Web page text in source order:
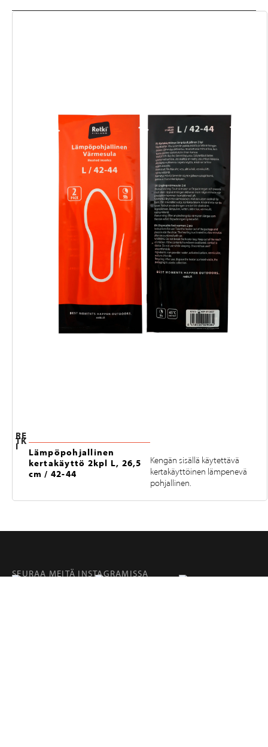
RE
TK
I
Lämpöpohjallinen
kertakäyttö 2kpl L, 26,5
cm / 42-44
Kengän sisällä käytettävä
kertakäyttöinen lämpenevä
pohjallinen.
SEURAA MEITÄ INSTAGRAMISSA
@RETKIFINLAND